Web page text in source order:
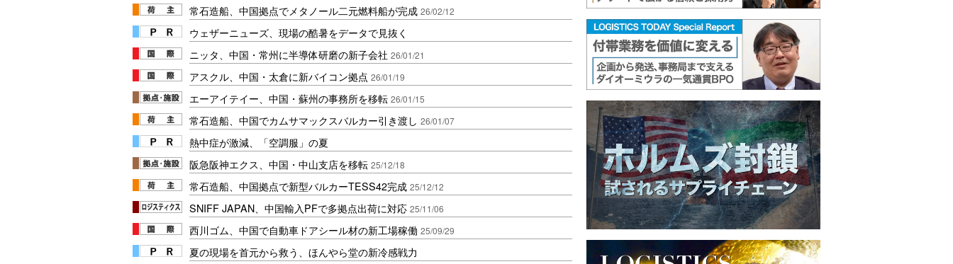
常石造船、中国拠点でメタノール二元燃料船が完成 26/02/12
ウェザーニューズ、現場の酷暑をデータで見抜く
ニッタ、中国・常州に半導体研磨の新子会社 26/01/21
アスクル、中国・太倉に新バイコン拠点 26/01/19
エーアイテイー、中国・蘇州の事務所を移転 26/01/15
常石造船、中国でカムサマックスバルカー引き渡し 26/01/07
熱中症が激減、「空調服」の夏
阪急阪神エクス、中国・中山支店を移転 25/12/18
常石造船、中国拠点で新型バルカーTESS42完成 25/12/12
SNIFF JAPAN、中国輸入PFで多拠点出荷に対応 25/11/06
西川ゴム、中国で自動車ドアシール材の新工場稼働 25/09/29
夏の現場を首元から救う、ほんやら堂の新冷感戦力